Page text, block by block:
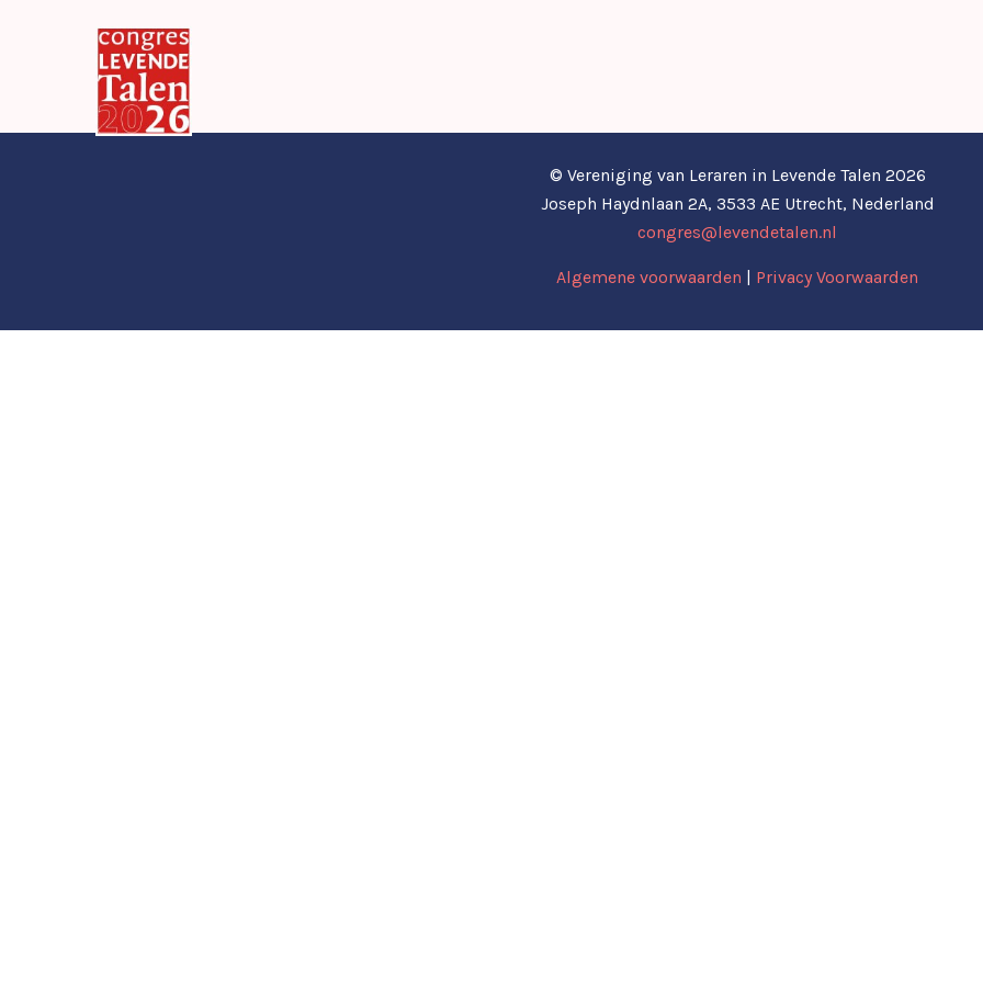
© Vereniging van Leraren in Levende Talen 2026
Joseph Haydnlaan 2A, 3533 AE Utrecht, Nederland
congres@levendetalen.nl
Algemene voorwaarden | Privacy Voorwaarden